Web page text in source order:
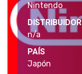
Nintendo
DISTRIBUIDOR
n/a
PAÍS
Japón